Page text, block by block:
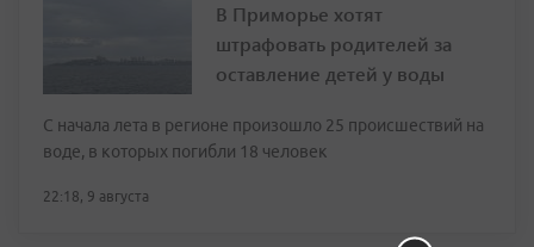
В Приморье хотят
штрафовать родителей за
оставление детей у воды
С начала лета в регионе произошло 25 происшествий на
воде, в которых погибли 18 человек
22:18, 9 августа